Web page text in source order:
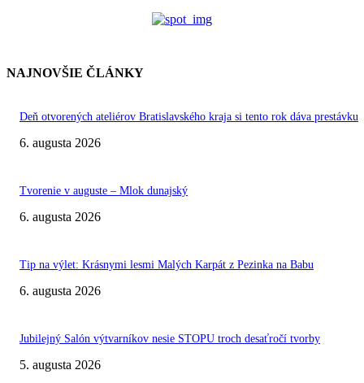
NAJNOVŠIE ČLÁNKY
Deň otvorených ateliérov Bratislavského kraja si tento rok dáva prestávku
6. augusta 2026
Tvorenie v auguste – Mlok dunajský
6. augusta 2026
Tip na výlet: Krásnymi lesmi Malých Karpát z Pezinka na Babu
6. augusta 2026
Jubilejný Salón výtvarníkov nesie STOPU troch desaťročí tvorby
5. augusta 2026